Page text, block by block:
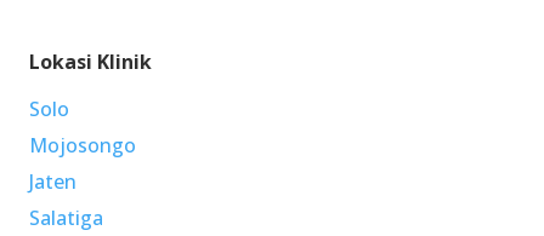
Lokasi Klinik
Solo
Mojosongo
Jaten
Salatiga